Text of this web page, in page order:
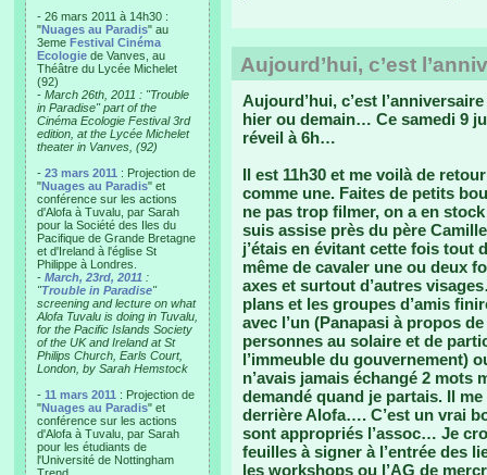
- 26 mars 2011 à 14h30 :
"Nuages au Paradis" au
3eme Festival Cinéma
Ecologie de Vanves, au
Théâtre du Lycée Michelet
(92)
- March 26th, 2011 : "Trouble
in Paradise" part of the
Cinéma Ecologie Festival 3rd
edition, at the Lycée Michelet
theater in Vanves, (92)
- 23 mars 2011 : Projection de
"Nuages au Paradis" et
conférence sur les actions
d'Alofa à Tuvalu, par Sarah
pour la Société des Iles du
Pacifique de Grande Bretagne
et d'Ireland à l'église St
Philippe à Londres.
- March, 23rd, 2011 :
"Trouble in Paradise"
screening and lecture on what
Alofa Tuvalu is doing in Tuvalu,
for the Pacific Islands Society
of the UK and Ireland at St
Philips Church, Earls Court,
London, by Sarah Hemstock
- 11 mars 2011 : Projection de
"Nuages au Paradis" et
conférence sur les actions
d'Alofa à Tuvalu, par Sarah
pour les étudiants de
l'Université de Nottingham
Aujourd’hui, c’est
Aujourd’hui, c’est
hier ou demain… Ce samedi 9
réveil à 6h…
Il est 11h30 et me voilà de
comme une. Faites de petits
ne pas trop filmer, on a en
suis assise près du père
j’étais en évitant cette fois tout
même de cavaler une ou deux
axes et surtout d’autres
plans et les groupes d’amis
avec l’un (Panapasi à propos
personnes au solaire et de
l’immeuble du gouvernement)
n’avais jamais échangé 2 mots
demandé quand je partais. Il
derrière Alofa…. C’est un vrai
sont appropriés l’assoc… Je
feuilles à signer à l’entrée des
les workshops ou l’AG de